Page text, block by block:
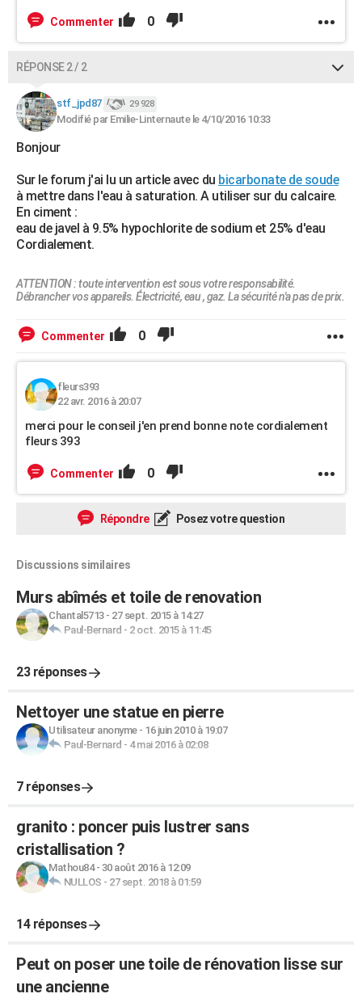
Commenter 0
RÉPONSE 2 / 2
stf_jpd87 29 928
Modifié par Emilie-Linternaute le 4/10/2016 10:33
Bonjour
Sur le forum j'ai lu un article avec du bicarbonate de soude
à mettre dans l'eau à saturation. A utiliser sur du calcaire.
En ciment :
eau de javel à 9.5% hypochlorite de sodium et 25% d'eau
Cordialement.
ATTENTION : toute intervention est sous votre responsabilité.
Débrancher vos appareils. Électricité, eau , gaz. La sécurité n'a pas de prix.
Commenter 0
fleurs393
22 avr. 2016 à 20:07
merci pour le conseil j'en prend bonne note cordialement
fleurs 393
Commenter 0
Répondre Posez votre question
Discussions similaires
Murs abîmés et toile de renovation
Chantal5713- 27 sept. 2015 à 14:27
Paul-Bernard - 2 oct. 2015 à 11:45
23 réponses
Nettoyer une statue en pierre
Utilisateur anonyme- 16 juin 2010 à 19:07
Paul-Bernard - 4 mai 2016 à 02:08
7 réponses
granito : poncer puis lustrer sans
cristallisation ?
Mathou84- 30 août 2016 à 12:09
NULLOS - 27 sept. 2018 à 01:59
14 réponses
Peut on poser une toile de rénovation lisse sur
une ancienne